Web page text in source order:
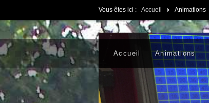
Vous êtes ici : Accueil Animations
Accueil Animations